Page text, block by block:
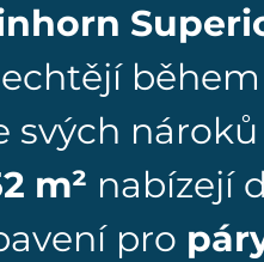
během
svých
m² nabízejí
pro